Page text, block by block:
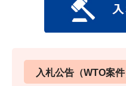
入札公告（WTO案件